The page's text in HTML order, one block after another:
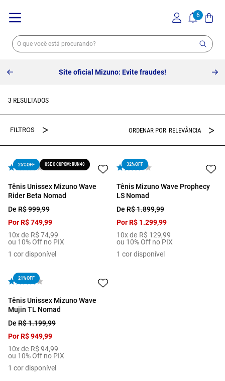
Frete grátis sem valor mínimo.
3
RELEVÂNCIA
25%OFF USE O CUPOM: RUN40
Tênis Unissex Mizuno Wave
Rider Beta Nomad
De R$999,99
PorR$749,99
10x de R$ 74,99
ou 10% Off no PIX
1 cor disponível
32%OFF
Tênis Mizuno Wave Prophecy
LS Nomad
DeR$1.899,99
PorR$ 1.299,99
10x de R$ 129,99
ou 10% Off no PIX
1 cor disponível
21%OFF
Tênis Unissex Mizuno Wave
Mujin TL Nomad
De R$1.199,99
PorR$949,99
10x de R$ 94,99
ou 10% Off no PIX
1 cor disponível